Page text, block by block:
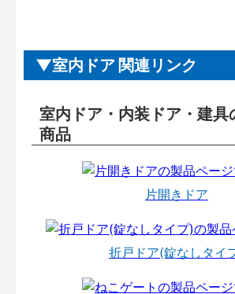
室内ドア 関連リンク
室内ドア・内装ドア・建具
商品
片開きドア
折戸ドア(錠なしタイ